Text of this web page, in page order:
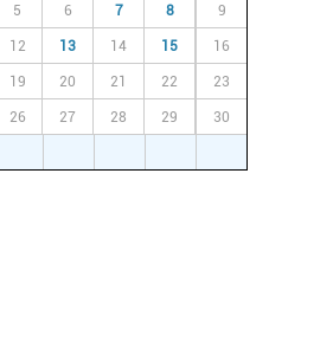
5 6 7 8 9
12 13 14 15 16
19 20 21 22 23
26 27 28 29 30